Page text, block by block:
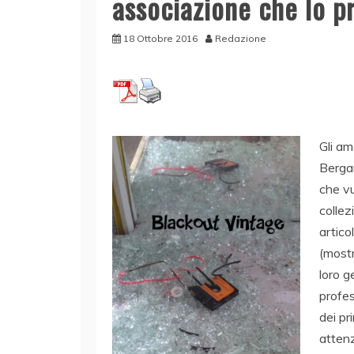
18 Ottobre 2016 Redazione
Gli
che
loro
dei